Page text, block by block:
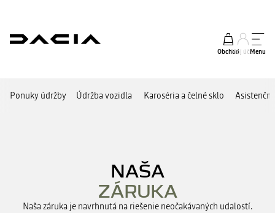
ObchodMôj účetMenu
Ponuky údržby Údržba vozidla Karoséria a čelné sklo
NAŠA
ZÁRUKA
Naša záruka je navrhnutá na riešenie neočakávaných udalostí.